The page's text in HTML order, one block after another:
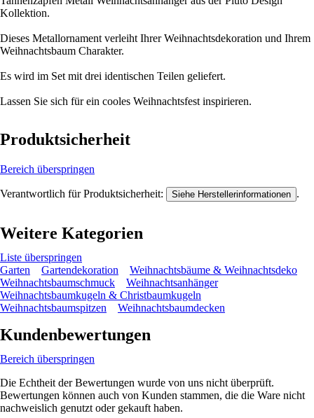
Kollektion.
Dieses Metallornament verleiht Ihrer Weihnachtsdekoration und Ihrem
Weihnachtsbaum Charakter.
Es wird im Set mit drei identischen Teilen geliefert.
Lassen Sie sich für ein cooles Weihnachtsfest inspirieren.
Produktsicherheit
Bereich überspringen
Verantwortlich für Produktsicherheit: Siehe Herstellerinformationen .
Weitere Kategorien
Liste überspringen
Garten
Gartendekoration
Weihnachtsbäume & Weihnachtsdeko
Weihnachtsbaumschmuck
Weihnachtsanhänger
Weihnachtsbaumkugeln & Christbaumkugeln
Weihnachtsbaumspitzen
Weihnachtsbaumdecken
Kundenbewertungen
Bereich überspringen
Die Echtheit der Bewertungen wurde von uns nicht überprüft.
Bewertungen können auch von Kunden stammen, die die Ware nicht
nachweislich genutzt oder gekauft haben.